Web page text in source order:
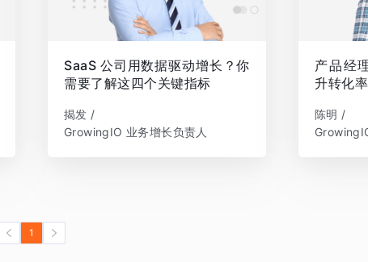
SaaS 公司用数据驱动增长？你
需要了解这四个关键指标
揭发 /
GrowingIO 业务增长负责人
产品经
升转化率
陈明 /
1